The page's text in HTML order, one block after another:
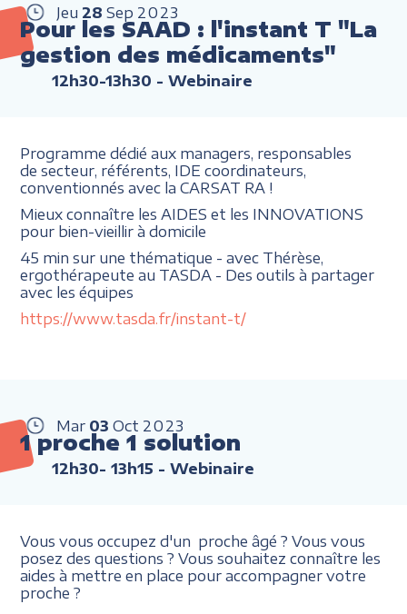
Jeu 28 Sep 2023
Pour les SAAD : l'instant T "La
gestion des médicaments"
12h30-13h30 - Webinaire
Programme dédié aux managers, responsables
de secteur, référents, IDE coordinateurs,
conventionnés avec la CARSAT RA !
Mieux connaître les AIDES et les INNOVATIONS
pour bien-vieillir à domicile
45 min sur une thématique - avec Thérèse,
ergothérapeute au TASDA - Des outils à partager
avec les équipes
https://www.tasda.fr/instant-t/
Mar 03 Oct 2023
1 proche 1 solution
12h30- 13h15 - Webinaire
Vous vous occupez d'un proche âgé ? Vous vous
posez des questions ? Vous souhaitez connaître les
aides à mettre en place pour accompagner votre
proche ?